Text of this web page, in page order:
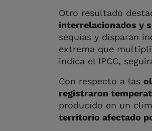
Otro resultado
interrelacionados y
sequías y disparan
extrema que
indica el IPCC,
Con respecto a las
registraron
producido en un
territorio afectado